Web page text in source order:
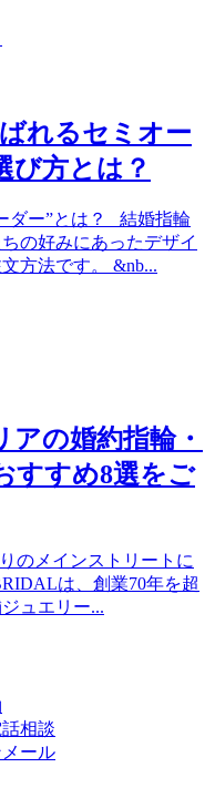
れるセミオー
び方とは？
ダー”とは？ 結婚指輪
の好みにあったデザイ
方法です。 &nb...
アの婚約指輪・
すすめ8選をご
のメインストリートに
は、創業70年を超
ュエリー...
相談
メール